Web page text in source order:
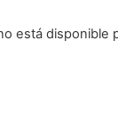
está disponible